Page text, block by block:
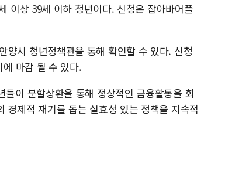
이상 39세 이하 청년이다. 신청은 잡아바어플
양시 청년정책관을 통해 확인할 수 있다. 신청
마감 될 수 있다.
이 분할상환을 통해 정상적인 금융활동을 회
제적 재기를 돕는 실효성 있는 정책을 지속적